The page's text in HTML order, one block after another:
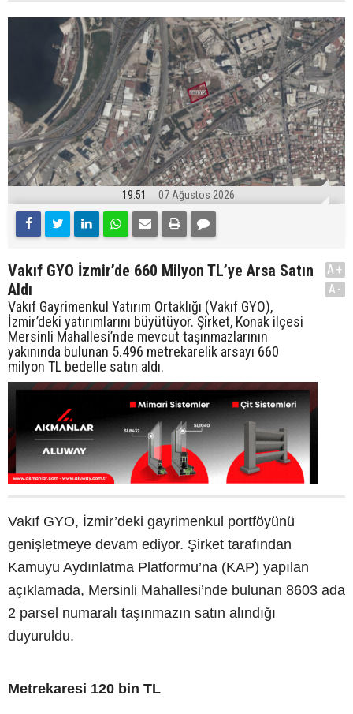
19:51 07 Ağustos 2026
Vakıf GYO İzmir’de 660 Milyon TL’ye Arsa Satın
Aldı
Vakıf Gayrimenkul Yatırım Ortaklığı (Vakıf GYO),
İzmir’deki yatırımlarını büyütüyor. Şirket, Konak ilçesi
Mersinli Mahallesi’nde mevcut taşınmazlarının
yakınında bulunan 5.496 metrekarelik arsayı 660
milyon TL bedelle satın aldı.
A+
A-
Vakıf GYO, İzmir’deki gayrimenkul portföyünü
genişletmeye devam ediyor. Şirket tarafından
Kamuyu Aydınlatma Platformu’na (KAP) yapılan
açıklamada, Mersinli Mahallesi’nde bulunan 8603 ada
2 parsel numaralı taşınmazın satın alındığı
duyuruldu.
Metrekaresi 120 bin TL